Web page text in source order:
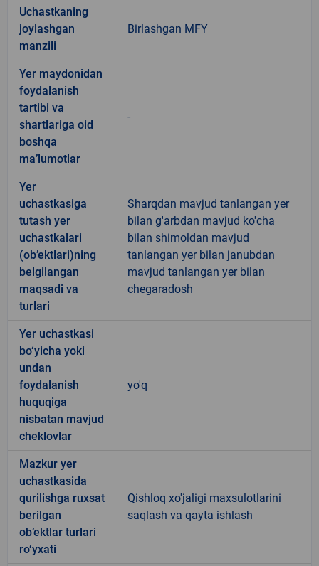
Uchastkaning
joylashgan
manzili
Birlashgan MFY
Yer maydonidan
foydalanish
tartibi va
shartlariga oid
boshqa
ma’lumotlar
-
Yer
uchastkasiga
tutash yer
uchastkalari
(ob’ektlari)ning
belgilangan
maqsadi va
turlari
Sharqdan mavjud tanlangan yer
bilan g'arbdan mavjud ko'cha
bilan shimoldan mavjud
tanlangan yer bilan janubdan
mavjud tanlangan yer bilan
chegaradosh
Yer uchastkasi
bo‘yicha yoki
undan
foydalanish
huquqiga
nisbatan mavjud
cheklovlar
yo'q
Mazkur yer
uchastkasida
qurilishga ruxsat
berilgan
ob’ektlar turlari
ro‘yxati
Qishloq xo'jaligi maxsulotlarini
saqlash va qayta ishlash